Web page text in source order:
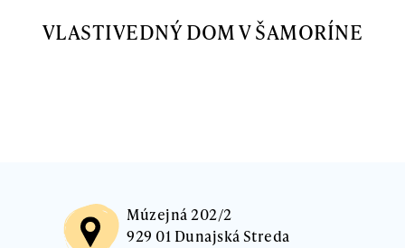
VLASTIVEDNÝ DOM V ŠAMORÍNE
Múzejná 202/2
929 01 Dunajská Streda